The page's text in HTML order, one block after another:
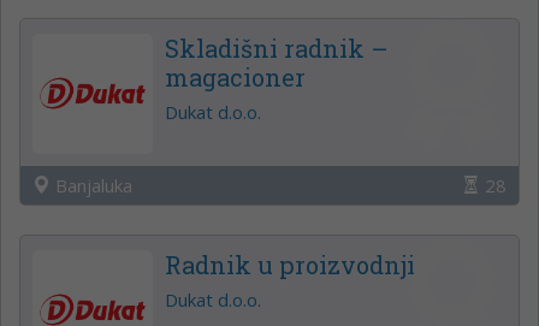
Skladišni radnik –
magacioner
Dukat d.o.o.
Banjaluka 28
Radnik u proizvodnji
Dukat d.o.o.